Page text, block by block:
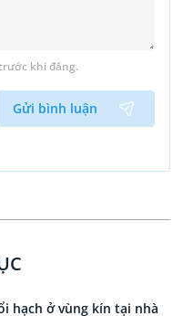
khi đăng.
Gửi bình luận
hạch ở vùng kín tại nhà